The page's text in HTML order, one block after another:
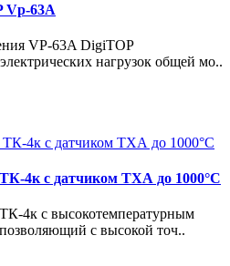
Vp-63A
VP-63A DigiTOP
нагрузок общей мо..
4к с датчиком ТХА до 1000°C
4к с высокотемпературным
с высокой точ..